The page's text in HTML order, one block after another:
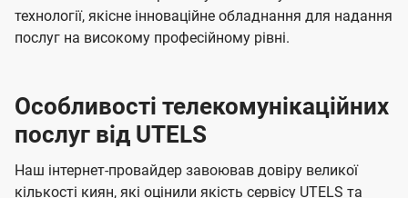
технології, якісне інноваційне обладнання для надання
послуг на високому професійному рівні.
Особливості телекомунікаційних
послуг від UTELS
Наш інтернет-провайдер завоював довіру великої
кількості киян, які оцінили якість сервісу UTELS та